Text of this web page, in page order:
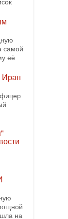
его
этот
не
самой
её
Иран
на